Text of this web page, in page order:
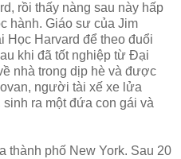
rồi thấy nàng sau này hấp
hành. Giáo sư của Jim
Học Harvard để theo đuổi
khi đã tốt nghiệp từ Đại
nhà trong dịp hè và được
người tài xế xe lửa
ra một đứa con gái và
thành phố New York. Sau 20